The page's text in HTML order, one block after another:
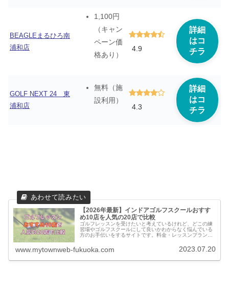
BEAGLEまるひろ南
浦和店
1,100円
（キャン
ペーン価
格あり）
4.9
詳細
はコ
チラ
GOLF NEXT 24 東
浦和店
無料（施
設利用）
4.3
詳細
はコ
チラ
【2026年最新】インドアゴルフスクールおすす
め10店を人気の20店で比較
ゴルフレッスンを受けたいと考えているけれど、どこの練
習場やゴルフスクールにして良いかわからなく悩んでいる
方のお手伝いをするサイトです。料金・レッスンプランの
のゴルフスクールとの比較もできます。
www.mytownweb-fukuoka.com 2023.07.20